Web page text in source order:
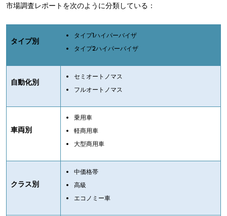
市場調査レポートを次のように分類している：
タイプ別
タイプ1ハイパーバイザ
タイプ2ハイパーバイザ
自動化別
セミオートノマス
フルオートノマス
車両別
乗用車
軽商用車
大型商用車
クラス別
中価格帯
高級
エコノミー車